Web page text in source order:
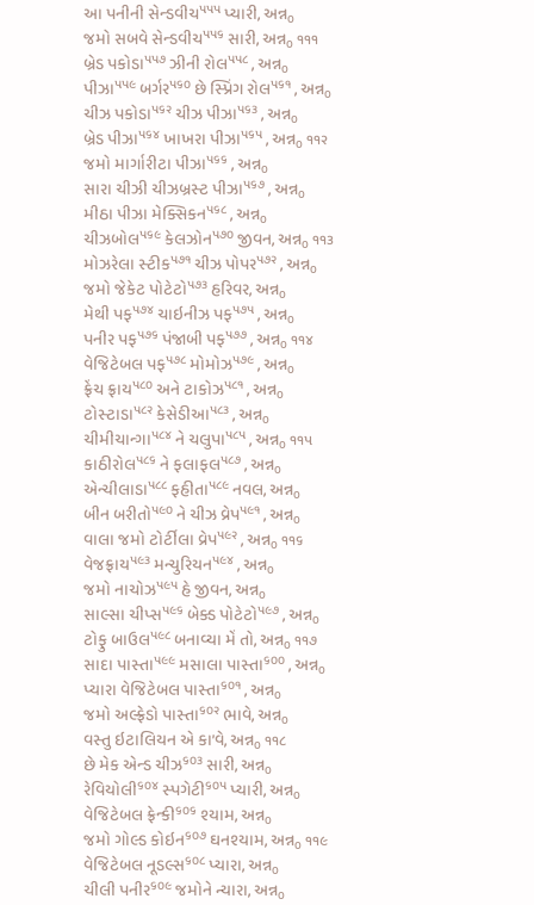
આપનીની સેન્ડવીચ૫૫૫ પ્યારી, અન્ન૦
જમોસબવે સેન્ડવીચ૫૫૬ સારી, અન્ન૦ ૧૧૧
બ્રેડ પકોડા૫૫૭ ઝીની રોલ૫૫૮ , અન્ન૦
પીઝા૫૫૯ બર્ગર૫૬૦ છેસ્પ્રિંગ રોલ૫૬૧ , અન્ન૦
ચીઝ પકોડા૫૬૨ ચીઝ પીઝા૫૬૩ , અન્ન૦
બ્રેડ પીઝા૫૬૪ ખાખરા પીઝા૫૬૫ , અન્ન૦ ૧૧૨
જમોમાર્ગારીટા પીઝા૫૬૬ , અન્ન૦
સારાચીઝી ચીઝબ્રસ્ટ પીઝા૫૬૭ , અન્ન૦
મીઠા પીઝા મેક્સિકન૫૬૮ , અન્ન૦
ચીઝબોલ૫૬૯ કેલઝોન૫૭૦ જીવન, અન્ન૦ ૧૧૩
મોઝરેલા સ્ટીક૫૭૧ ચીઝ પોપર૫૭૨ , અન્ન૦
જમોજેકેટ પોટેટો૫૭૩ હરિવર, અન્ન૦
મેથી પફ૫૭૪ ચાઇનીઝ પફ૫૭૫ , અન્ન૦
પનીર પફ૫૭૬ પંજાબી પફ૫૭૭ , અન્ન૦ ૧૧૪
વેજિટેબલ પફ૫૭૮ મોમોઝ૫૭૯ , અન્ન૦
ફ્રેંચ ફ્રાય૫૮૦ અનેટાકોઝ૫૮૧ , અન્ન૦
ટોસ્ટાડા૫૮૨ કેસેડીઆ૫૮૩ , અન્ન૦
ચીમીચાન્ગા૫૮૪ નેચલુપા૫૮૫ , અન્ન૦ ૧૧૫
કાઠીરોલ૫૮૬ ને ફલાફલ૫૮૭ , અન્ન૦
એન્ચીલાડા૫૮૮ ફહીતા૫૮૯ નવલ, અન્ન૦
બીન બરીતો૫૯૦ નેચીઝ વ્રેપ૫૯૧ , અન્ન૦
વાલા જમોટોર્ટીલા વ્રેપ૫૯૨ , અન્ન૦ ૧૧૬
વેજફ્રાય૫૯૩ મન્ચુરિયન૫૯૪ , અન્ન૦
જમોનાચોઝ૫૯૫ હે જીવન, અન્ન૦
સાલ્સા ચીપ્સ૫૯૬ બેક્ડ પોટેટો૫૯૭ , અન્ન૦
ટોફુ બાઉલ૫૯૮ બનાવ્યા મેં તો, અન્ન૦ ૧૧૭
સાદા પાસ્તા૫૯૯ મસાલા પાસ્તા૬૦૦ , અન્ન૦
પ્યારાવેજિટેબલ પાસ્તા૬૦૧ , અન્ન૦
જમોઅલ્ફ્રેડો પાસ્તા૬૦૨ ભાવે, અન્ન૦
વસ્તુ ઇટાલિયન એ કા’વે, અન્ન૦ ૧૧૮
છેમેક એન્ડ ચીઝ૬૦૩ સારી, અન્ન૦
રેવિયોલી૬૦૪ સ્પગેટી૬૦૫ પ્યારી, અન્ન૦
વેજિટેબલ ફ્રેન્કી૬૦૬ શ્યામ, અન્ન૦
જમોગોલ્ડ કોઇન૬૦૭ ઘનશ્યામ, અન્ન૦ ૧૧૯
વેજિટેબલ નૂડલ્સ૬૦૮ પ્યારા, અન્ન૦
ચીલી પનીર૬૦૯ જમોને ન્યારા, અન્ન૦